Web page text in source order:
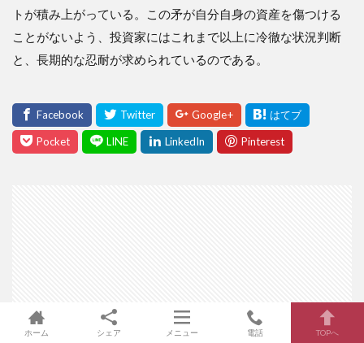
トが積み上がっている。この矛が自分自身の資産を傷つける
ことがないよう、投資家にはこれまで以上に冷徹な状況判断
と、長期的な忍耐が求められているのである。
ホーム シェア メニュー 電話 TOPへ